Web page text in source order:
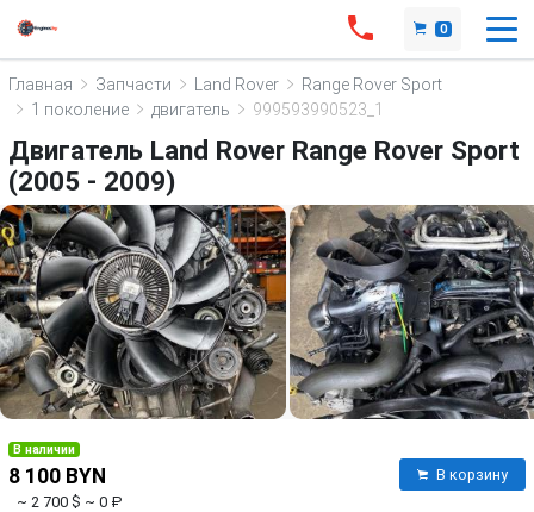
0
Главная Запчасти Land Rover
Range Rover Sport
1 поколение
двигатель 999593990523_1
Двигатель Land Rover Range Rover Sport
(2005 - 2009)
В наличии
8 100 BYN
~ 2 700 $ ~ 0 ₽
В корзину